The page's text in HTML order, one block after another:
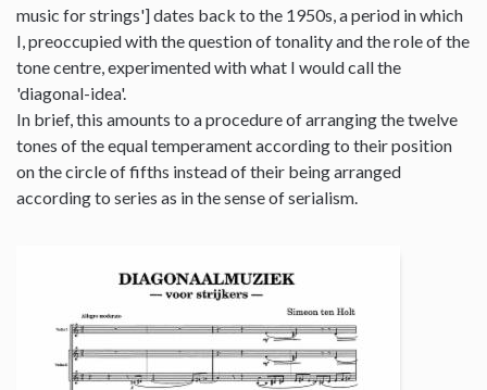
music for strings'] dates back to the 1950s, a period in which
I, preoccupied with the question of tonality and the role of the
tone centre, experimented with what I would call the
'diagonal-idea'.
In brief, this amounts to a procedure of arranging the twelve
tones of the equal temperament according to their position
on the circle of fifths instead of their being arranged
according to series as in the sense of serialism.